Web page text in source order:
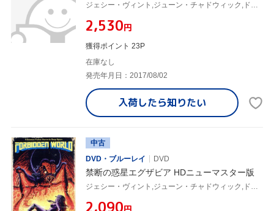
ジェシー・ヴィント,ジューン・チャドウィック,ドーン・ダンラップ,アラン・ホルツマン(監督),スーザン・ジャスティン(音楽)
¥2,530円
獲得ポイント 23P
在庫なし
発売年月日：2017/08/02
入荷したら知りたい
中古
DVD・ブルーレイ
DVD
禁断の惑星エグザビア HDニューマスター版
ジェシー・ヴィント,ジューン・チャドウィック,ドーン・ダンラップ,アラン・ホルツマン(監督),スーザン・ジャスティン(音楽)
¥2,090